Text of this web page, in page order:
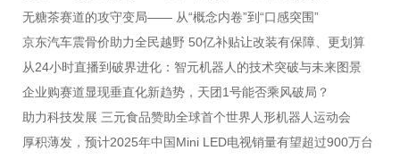
无糖茶赛道的攻守变局—— 从“概念内卷”到“口感突围”
京东汽车震骨价助力全民越野 50亿补贴让改装有保障、更划算
从24小时直播到破界进化：智元机器人的技术突破与未来图景
企业购赛道显现垂直化新趋势，天团1号能否乘风破局？
助力科技发展 三元食品赞助全球首个世界人形机器人运动会
厚积薄发，预计2025年中国Mini LED电视销量有望超过900万台